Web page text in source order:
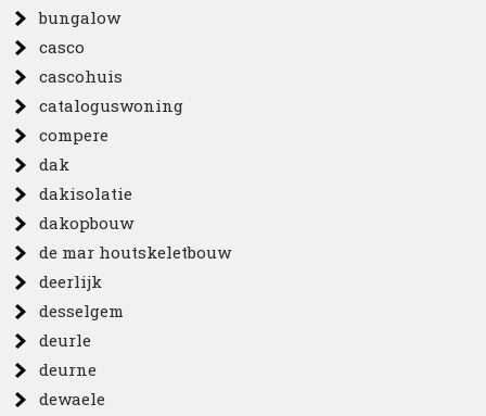
bungalow
casco
cascohuis
cataloguswoning
compere
dak
dakisolatie
dakopbouw
de mar houtskeletbouw
deerlijk
desselgem
deurle
deurne
dewaele